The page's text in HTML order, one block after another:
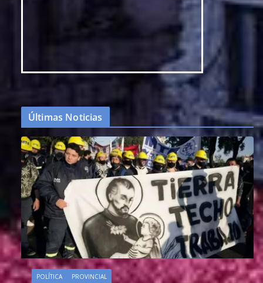
Últimas Noticias
POLÍTICA PROVINCIAL